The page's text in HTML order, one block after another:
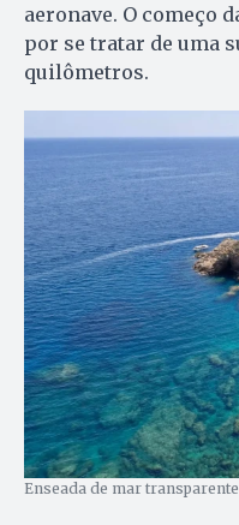
aeronave. O começo
por se tratar de uma
quilômetros.
Enseada de mar